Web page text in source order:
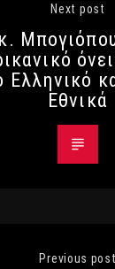
Next post
Ελληνικό
Εθνικά
Previous post